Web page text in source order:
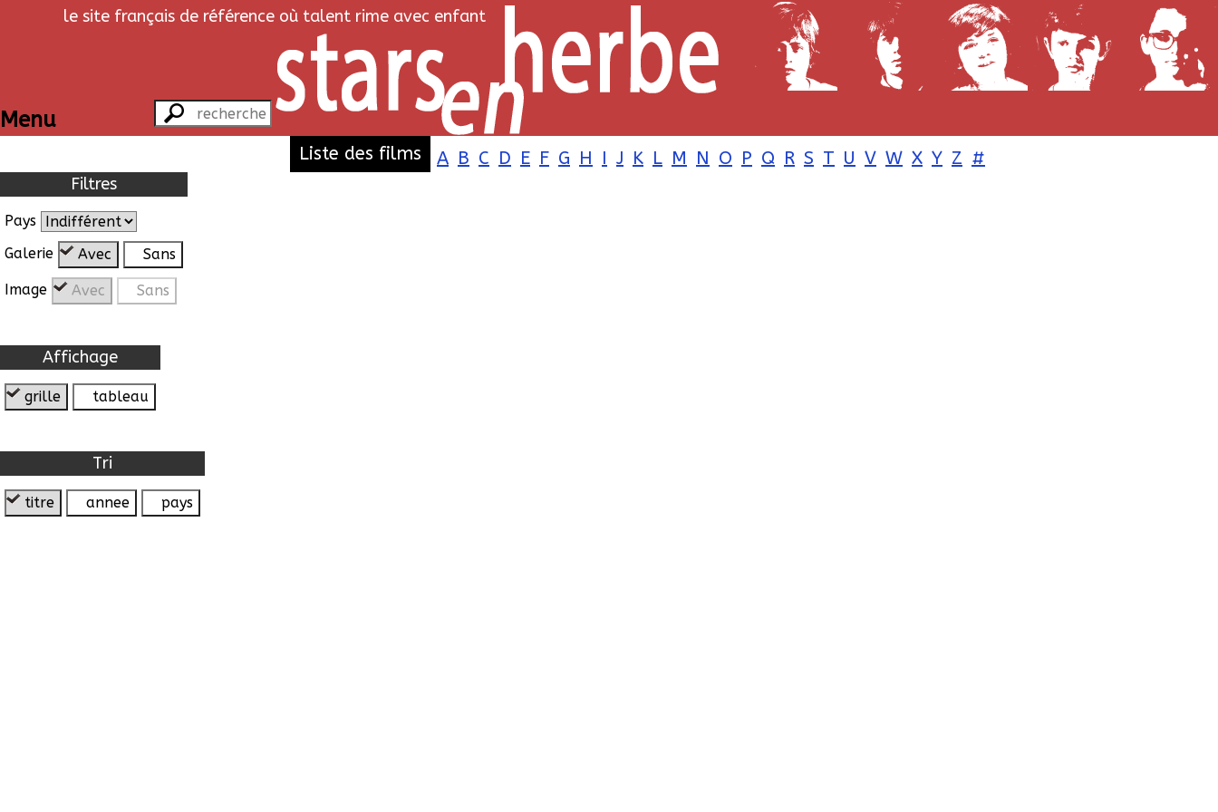
le site français de référence où talent rime avec enfant
Menu
Filtres
Pays
Galerie
Avec Sans
Image Avec Sans
Affichage
grille tableau
Tri
titre annee pays
Liste des films A B C D E F G H I J K L M N O P Q R S T U V W X Y Z #